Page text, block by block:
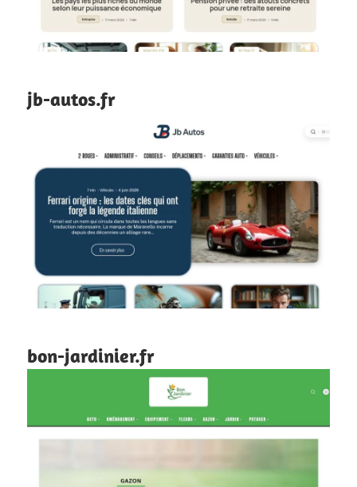
jb-autos.fr
bon-jardinier.fr